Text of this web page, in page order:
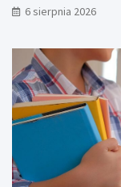
6 sierpnia 2026